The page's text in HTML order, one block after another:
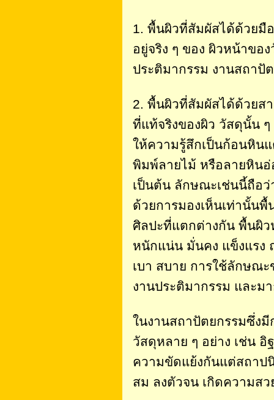
1. พื้นผิวที่สัมผัสได้ด้วยมื
อยู่จริง ๆ ของ ผิวหน้าขอ
ประติมากรรม งานสถาปั
2. พื้นผิวที่สัมผัสได้ด้วยส
ที่แท้จริงของผิว วัสดุนั้น
ให้ความรู้สึกเป็นก้อนหิน
พิมพ์ลายไม้ หรือลายหินอ่
เป็นต้น ลักษณะเช่นนี้ถือว่
ด้วยการมองเห็นเท่านั้น
ศิลปะที่แตกต่างกัน พื้นผิว
หนักแน่น มั่นคง แข็งแรง
เบา สบาย การใช้ลักษณ
งานประติมากรรม และม
ในงานสถาปัตยกรรมซึ่ง
วัสดุหลาย ๆ อย่าง เช่น
ความขัดแย้งกันแต่สถาป
สม ลงตัวจน เกิดความสว